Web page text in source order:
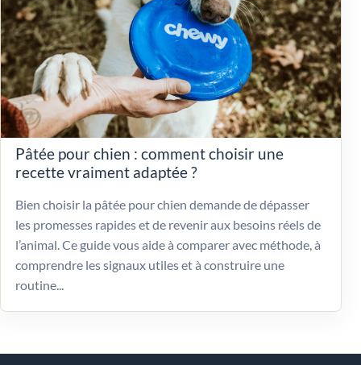
Pâtée pour chien : comment choisir une
recette vraiment adaptée ?
Bien choisir la pâtée pour chien demande de dépasser
les promesses rapides et de revenir aux besoins réels de
l’animal. Ce guide vous aide à comparer avec méthode, à
comprendre les signaux utiles et à construire une
routine...